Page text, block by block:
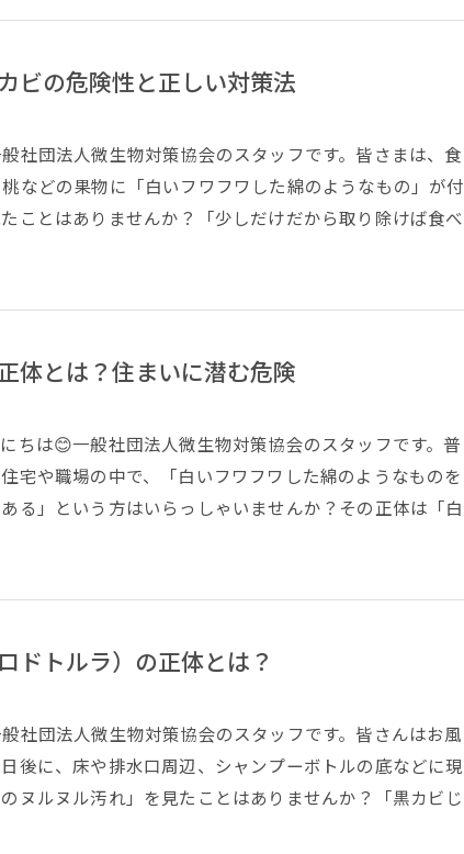
ビの危険性と正しい対策法
社団法人微生物対策協会のスタッフです。皆さまは、食
などの果物に「白いフワフワした綿のようなもの」が付
ことはありませんか？「少しだけだから取り除けば食べ
体とは？住まいに潜む危険
ちは😊一般社団法人微生物対策協会のスタッフです。普
宅や職場の中で、「白いフワフワした綿のようなものを
る」という方はいらっしゃいませんか？その正体は「白
ドトルラ）の正体とは？
社団法人微生物対策協会のスタッフです。皆さんはお風
後に、床や排水口周辺、シャンプーボトルの底などに現
ヌルヌル汚れ」を見たことはありませんか？「黒カビじ